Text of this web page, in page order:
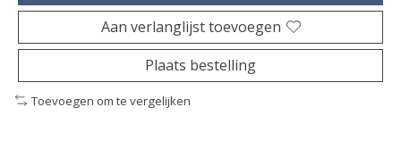
Aan verlanglijst toevoegen
Plaats bestelling
Toevoegen om te vergelijken